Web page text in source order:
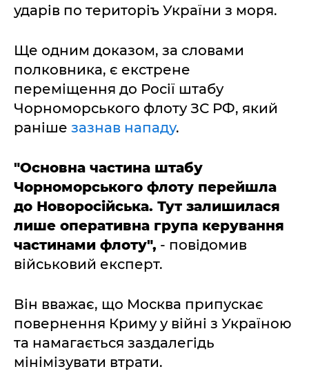
ударів по територіъ України з моря.
Ще одним доказом, за словами
полковника, є екстрене
переміщення до Росії штабу
Чорноморського флоту ЗС РФ, який
раніше зазнав нападу.
"Основна частина штабу
Чорноморського флоту перейшла
до Новоросійська. Тут залишилася
лише оперативна група керування
частинами флоту", - повідомив
військовий експерт.
Він вважає, що Москва припускає
повернення Криму у війні з Україною
та намагається заздалегідь
мінімізувати втрати.